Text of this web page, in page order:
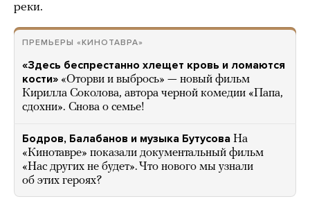
реки.
ПРЕМЬЕРЫ «КИНОТАВРА»
«Здесь беспрестанно хлещет кровь и ломаются
кости» «Оторви и выбрось» — новый фильм
Кирилла Соколова, автора черной комедии «Папа,
сдохни». Снова о семье!
Бодров, Балабанов и музыка Бутусова На
«Кинотавре» показали документальный фильм
«Нас других не будет». Что нового мы узнали
об этих героях?